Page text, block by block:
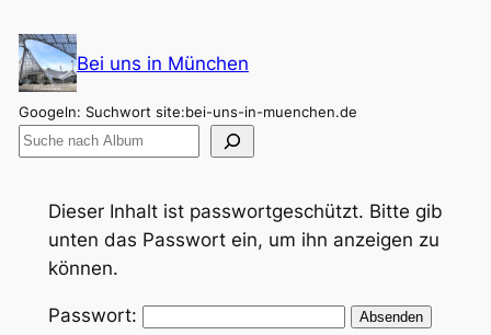
Inhalt
springen
Bei uns in München
Googeln: Suchwort site:bei-uns-in-muenchen.de
Dieser Inhalt ist passwortgeschützt. Bitte gib
unten das Passwort ein, um ihn anzeigen zu
können.
Passwort: